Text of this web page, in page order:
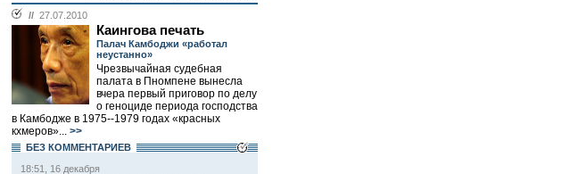
// 27.07.2010
Каингова печать
Палач Камбоджи «работал
неустанно»
Чрезвычайная судебная
палата в Пномпене вынесла
вчера первый приговор по делу
о геноциде периода господства
в Камбодже в 1975--1979 годах «красных
кхмеров»... >>
БЕЗ КОМMЕНТАРИЕВ
18:51, 16 декабря